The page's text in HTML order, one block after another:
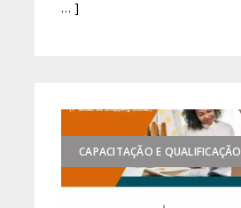
… ]
CAPACITAÇÃO E QUALIFICAÇÃO